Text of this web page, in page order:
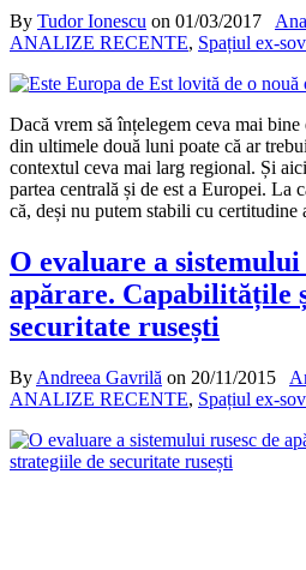
By Tudor Ionescu on 01/03/2017
ANALIZE RECENTE, Spațiul ex-
Dacă vrem să înțelegem ceva mai
din ultimele două luni poate că ar
contextul ceva mai larg regional. Și
partea centrală și de est a Europei. La
că, deși nu putem stabili cu
O evaluare a sistemului
apărare. Capabilitățile
securitate rusești
By Andreea Gavrilă on 20/11/2015
ANALIZE RECENTE, Spațiul ex-